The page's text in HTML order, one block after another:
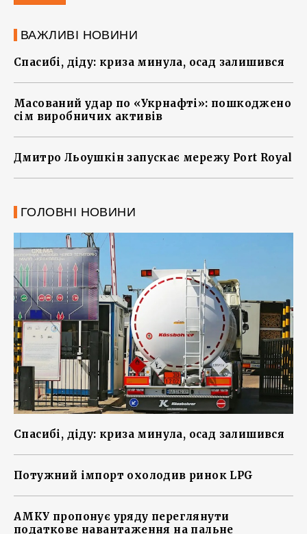
ВАЖЛИВІ НОВИНИ
Спасибі, діду: криза минула, осад залишився
Масований удар по «Укрнафті»: пошкоджено
сім виробничих активів
Дмитро Льоушкін запускає мережу Port Royal
ГОЛОВНІ НОВИНИ
Спасибі, діду: криза минула, осад залишився
Потужний імпорт охолодив ринок LPG
АМКУ пропонує уряду переглянути
податкове навантаження на пальне